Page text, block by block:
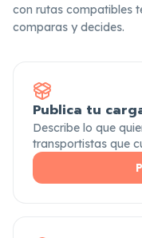
con rutas compatibles
comparas y decides.
Publica tu
Describe lo que
transportistas que